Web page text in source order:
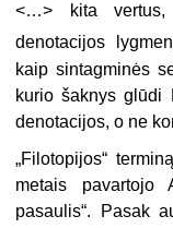
<…> kita vertus,
denotacijos
kaip sintagminės
kurio šaknys glūdi
denotacijos, o ne
„Filotopijos“
metais
pasaulis“. Pasak